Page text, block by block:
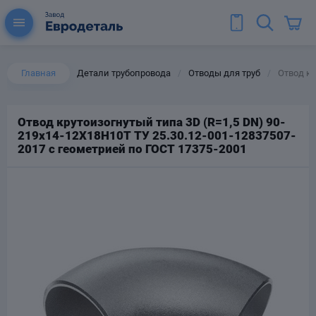
Главная Детали трубопровода Отводы для труб Отвод
Отвод крутоизогнутый типа 3D (R=1,5 DN) 90-
219х14-12Х18Н10Т ТУ 25.30.12-001-12837507-
2017 с геометрией по ГОСТ 17375-2001
для труб
Колена для труб
Тройники стальные